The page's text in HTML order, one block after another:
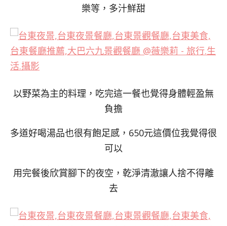
樂等，多汁鮮甜
以野菜為主的料理，吃完這一餐也覺得身體輕盈無
負擔
多道好喝湯品也很有飽足感，650元這價位我覺得很
可以
用完餐後欣賞腳下的夜空，乾淨清澈讓人捨不得離
去